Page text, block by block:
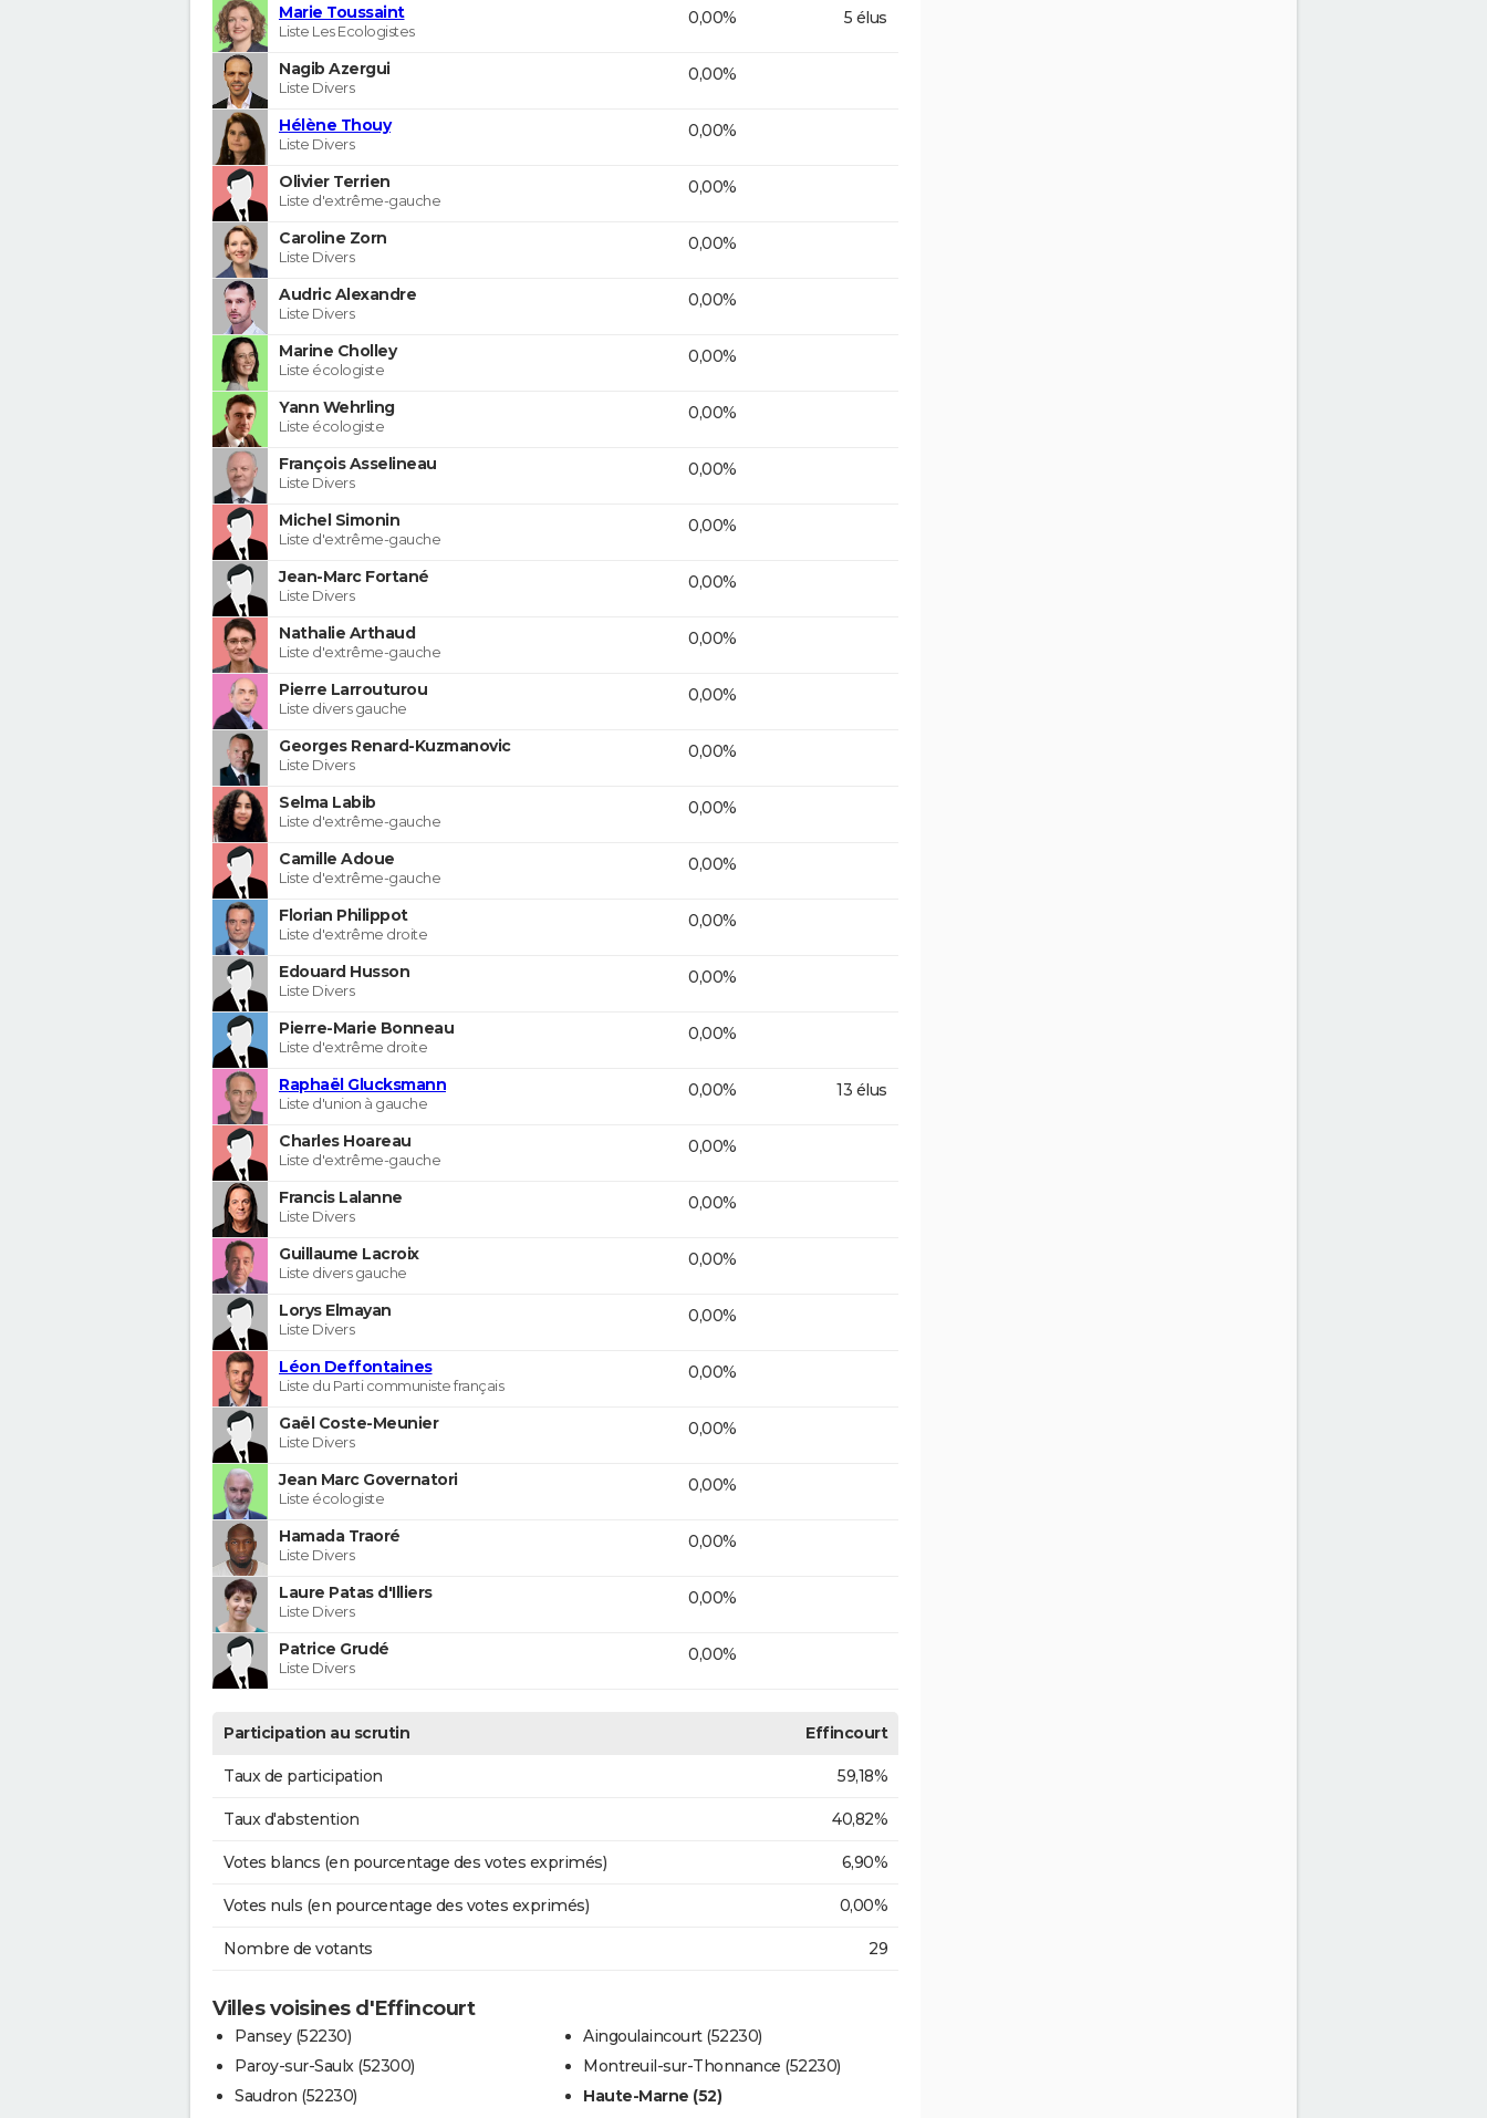
Marie Toussaint
Liste Les Ecologistes
0,00% 5 élus
Nagib Azergui
Liste Divers
0,00%
Hélène Thouy
Liste Divers
0,00%
Olivier Terrien
Liste d'extrême-gauche
0,00%
Caroline Zorn
Liste Divers
0,00%
Audric Alexandre
Liste Divers
0,00%
Marine Cholley
Liste écologiste
0,00%
Yann Wehrling
Liste écologiste
0,00%
François Asselineau
Liste Divers
0,00%
Michel Simonin
Liste d'extrême-gauche
0,00%
Jean-Marc Fortané
Liste Divers
0,00%
Nathalie Arthaud
Liste d'extrême-gauche
0,00%
Pierre Larrouturou
Liste divers gauche
0,00%
Georges Renard-Kuzmanovic
Liste Divers
0,00%
Selma Labib
Liste d'extrême-gauche
0,00%
Camille Adoue
Liste d'extrême-gauche
0,00%
Florian Philippot
Liste d'extrême droite
0,00%
Edouard Husson
Liste Divers
0,00%
Pierre-Marie Bonneau
Liste d'extrême droite
0,00%
Raphaël Glucksmann
Liste d'union à gauche
0,00% 13 élus
Charles Hoareau
Liste d'extrême-gauche
0,00%
Francis Lalanne
Liste Divers
0,00%
Guillaume Lacroix
Liste divers gauche
0,00%
Lorys Elmayan
Liste Divers
0,00%
Léon Deffontaines
Liste du Parti communiste français
0,00%
Gaël Coste-Meunier
Liste Divers
0,00%
Jean Marc Governatori
Liste écologiste
0,00%
Hamada Traoré
Liste Divers
0,00%
Laure Patas d'Illiers
Liste Divers
0,00%
Patrice Grudé
Liste Divers
0,00%
Participation au scrutin Effincourt
Taux de participation 59,18%
Taux d'abstention 40,82%
Votes blancs (en pourcentage des votes exprimés) 6,90%
Votes nuls (en pourcentage des votes exprimés) 0,00%
Nombre de votants 29
Villes voisines d'Effincourt
Pansey (52230)
Paroy-sur-Saulx (52300)
Saudron (52230)
Aingoulaincourt (52230)
Montreuil-sur-Thonnance (52230)
Haute-Marne (52)